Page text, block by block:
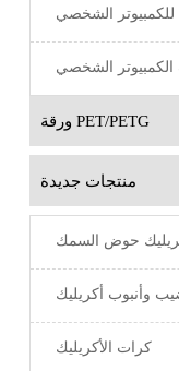
للكمبيوتر الشخصي
الشخصي
ورقة PET/PETG
منتجات جديدة
حوض السمك
وأنبوب أكريليك
كرات الأكريليك